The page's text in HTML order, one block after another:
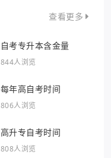
查看更多
自考专升本含金量
844人浏览
每年高自考时间
806人浏览
高升专自考时间
808人浏览